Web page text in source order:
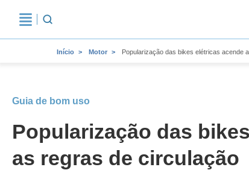
Início Motor Popularização das bikes elétricas acende
Guia de bom uso
Popularização das
as regras de circulação